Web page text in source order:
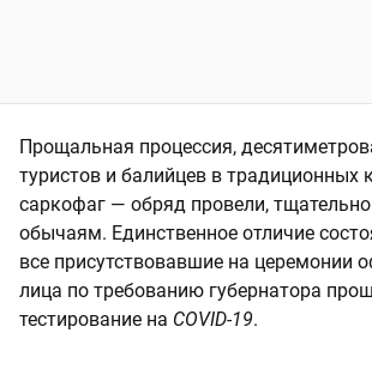
Прощальная процессия,
туристов и балийцев в традиционных
саркофаг — обряд провели,
обычаям. Единственное отличие
все присутствовавшие на церемонии
лица по требованию губернатора
тестирование на COVID-19.